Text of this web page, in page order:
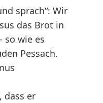
sprach“: Wir
das Brot in
so wie es
Pessach.
dass er